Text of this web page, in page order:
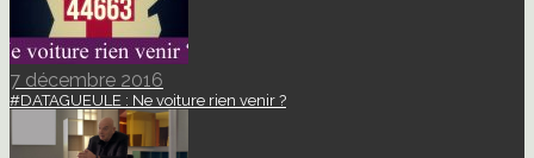
7 décembre 2016
#DATAGUEULE : Ne voiture rien venir ?